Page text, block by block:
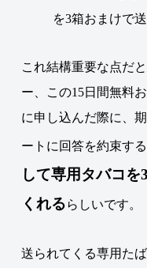
これ結構重要な点だ
ー、この15日間無料
に申し込んだ際に、
ートに回答を約束す
して専用タバコを
くれるらしいです。
送られてくる専用た